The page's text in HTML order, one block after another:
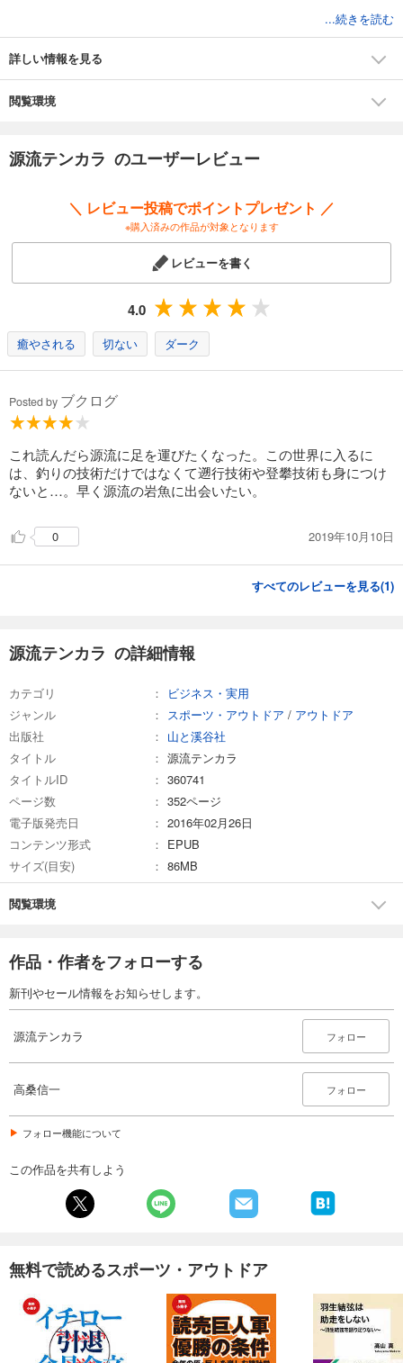
岩手県／大深沢、葛根田川
秋田県／堀内沢マンダノ沢
宮城県／大行沢
福島県／中津川本流、蒲生川大白沢、大幽沢東ノ沢、袖沢本流御神楽沢
流、大谷川鎌倉沢
埼玉県／滝川本谷、入川真ノ沢
長野県／三峰川本流、島々谷川南沢、高瀬川湯俣川
富山県／黒部川東沢谷・赤木沢・源流
...続きを読む
詳しい情報を見る
閲覧環境
源流テンカラ のユーザーレビュー
＼ レビュー投稿でポイントプレゼント ／
※購入済みの作品が対象となります
レビューを書く
4.0
癒やされる 切ない ダーク
Posted by ブクログ
これ読んだら源流に足を運びたくなった。この世界に入るに
は、釣りの技術だけではなくて遡行技術や登攀技術も身につけ
ないと…。早く源流の岩魚に出会いたい。
0 2019年10月10日
すべてのレビューを見る(1)
源流テンカラ の詳細情報
カテゴリ
ビジネス・実用
ジャンル
スポーツ・アウトドア / アウトドア
出版社
山と溪谷社
タイトル
源流テンカラ
タイトルID
360741
ページ数
352ページ
電子版発売日
2016年02月26日
コンテンツ形式
EPUB
サイズ(目安)
86MB
閲覧環境
作品・作者をフォローする
新刊やセール情報をお知らせします。
源流テンカラ フォロー
高桑信一 フォロー
フォロー機能について
この作品を共有しよう
無料で読めるスポーツ・アウトドア